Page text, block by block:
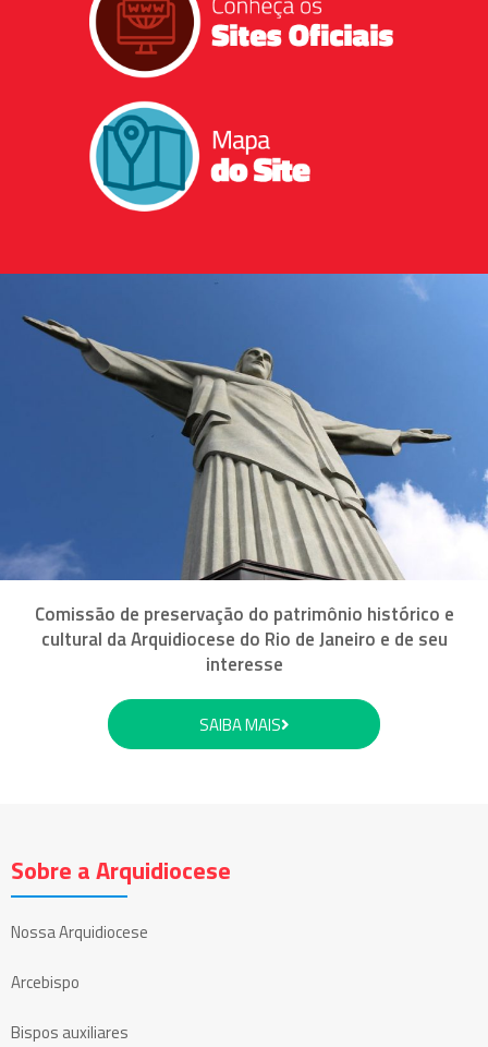
Comissão de preservação do patrimônio histórico e
cultural da Arquidiocese do Rio de Janeiro e de seu
interesse
SAIBA MAIS
Sobre a Arquidiocese
Nossa Arquidiocese
Arcebispo
Bispos auxiliares